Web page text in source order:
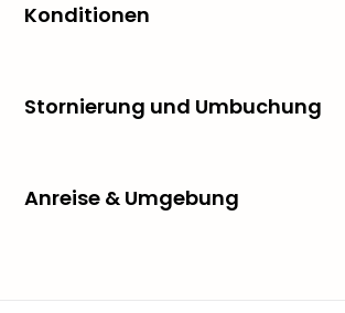
Konditionen
Stornierung und Umbuchung
Anreise & Umgebung